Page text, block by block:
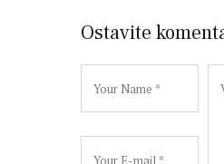
Ostavite